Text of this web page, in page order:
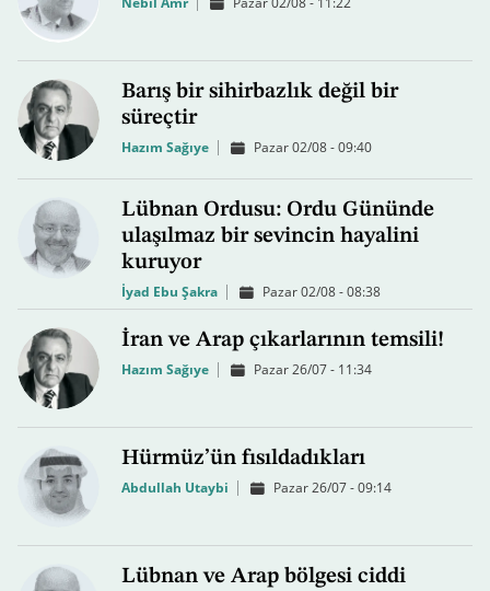
Barış bir sihirbazlık değil bir
süreçtir
Hazım Sağıye Pazar 02/08 - 09:40
Lübnan Ordusu: Ordu Gününde
ulaşılmaz bir sevincin hayalini
kuruyor
İyad Ebu Şakra Pazar 02/08 - 08:38
İran ve Arap çıkarlarının temsili!
Hazım Sağıye Pazar 26/07 - 11:34
Hürmüz’ün fısıldadıkları
Abdullah Utaybi Pazar 26/07 - 09:14
Lübnan ve Arap bölgesi ciddi